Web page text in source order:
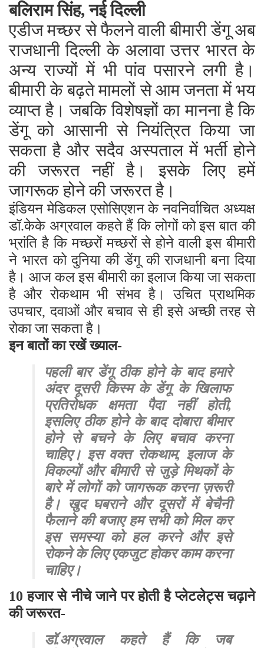
बलिराम सिंह, नई दिल्ली
एडीज मच्छर से फैलने वाली बीमारी डेंगू अब
राजधानी दिल्ली के अलावा उत्तर भारत के
अन्य राज्यों में भी पांव पसारने लगी है।
बीमारी के बढ़ते मामलों से आम जनता में भय
व्याप्त है। जबकि विशेषज्ञों का मानना है कि
डेंगू को आसानी से नियंत्रित किया जा
सकता है और सदैव अस्पताल में भर्ती होने
की जरूरत नहीं है। इसके लिए हमें
जागरूक होने की जरूरत है।
इंडियन मेडिकल एसोसिएशन के नवनिर्वाचित अध्यक्ष
डॉ.केके अग्रवाल कहते हैं कि लोगों को इस बात की
भ्रांति है कि मच्छरों मच्छरों से होने वाली इस बीमारी
ने भारत को दुनिया की डेंगू की राजधानी बना दिया
है। आज कल इस बीमारी का इलाज किया जा सकता
है और रोकथाम भी संभव है। उचित प्राथमिक
उपचार, दवाओं और बचाव से ही इसे अच्छी तरह से
रोका जा सकता है।
इन बातों का रखें ख्याल-
पहली बार डेंगू ठीक होने के बाद हमारे
अंदर दूसरी किस्म के डेंगू के खिलाफ
प्रतिरोधक क्षमता पैदा नहीं होती,
इसलिए ठीक होने के बाद दोबारा बीमार
होने से बचने के लिए बचाव करना
चाहिए। इस वक्त रोकथाम, इलाज के
विकल्पों और बीमारी से जुड़े मिथकों के
बारे में लोगों को जागरूक करना ज़रूरी
है। खुद घबराने और दूसरों में बेचैनी
फैलाने की बजाए हम सभी को मिल कर
इस समस्या को हल करने और इसे
रोकने के लिए एकजुट होकर काम करना
चाहिए।
10 हजार से नीचे जाने पर होती है प्लेटलेट्स चढ़ाने
की जरूरत-
डॉ.अग्रवाल कहते हैं कि जब